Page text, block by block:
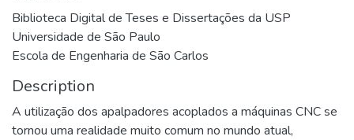
Biblioteca Digital de Teses e Dissertações da USP
Universidade de São Paulo
Escola de Engenharia de São Carlos
Description
A utilização dos apalpadores acoplados a máquinas CNC se
tornou uma realidade muito comum no mundo atual,